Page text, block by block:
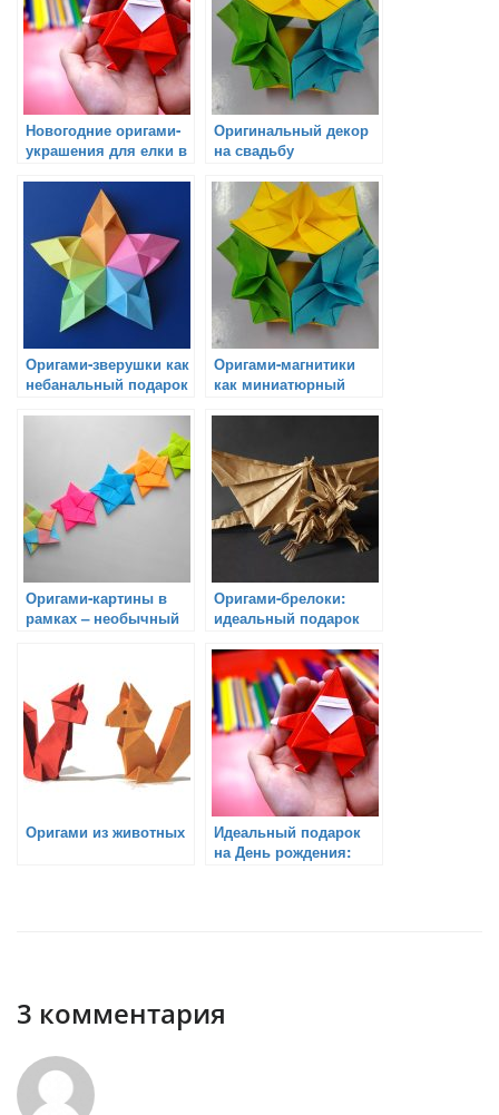
Новогодние оригами-
украшения для елки в
Оригинальный декор
на свадьбу
Оригами-зверушки как
небанальный подарок
Оригами-магнитики
как миниатюрный
Оригами-картины в
рамках – необычный
Оригами-брелоки:
идеальный подарок
Оригами из животных
Идеальный подарок
на День рождения:
3 комментария